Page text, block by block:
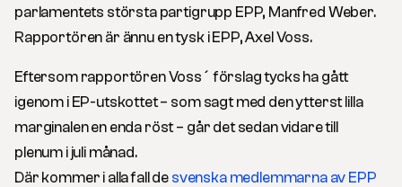
parlamentets största partigrupp EPP, Manfred Weber.
Rapportören är ännu en tysk i EPP, Axel Voss.
Eftersom rapportören Voss´ förslag tycks ha gått
igenom i EP-utskottet – som sagt med den ytterst lilla
marginalen en enda röst – går det sedan vidare till
plenum i juli månad.
Där kommer i alla fall de svenska medlemmarna av EPP